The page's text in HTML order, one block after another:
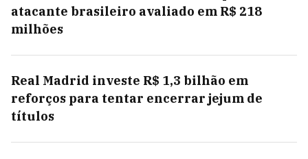
atacante brasileiro avaliado em R$ 218
milhões
Real Madrid investe R$ 1,3 bilhão em
reforços para tentar encerrar jejum de
títulos